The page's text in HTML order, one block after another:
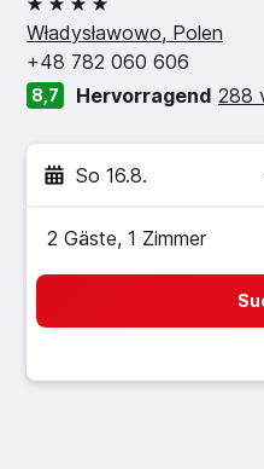
4 Sterne
Władysławowo, Polen
+48 782 060 606
8,7 Hervorragend 288
So 16.8.
2 Gäste, 1 Zimmer